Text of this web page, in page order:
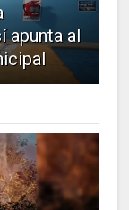
apunta al